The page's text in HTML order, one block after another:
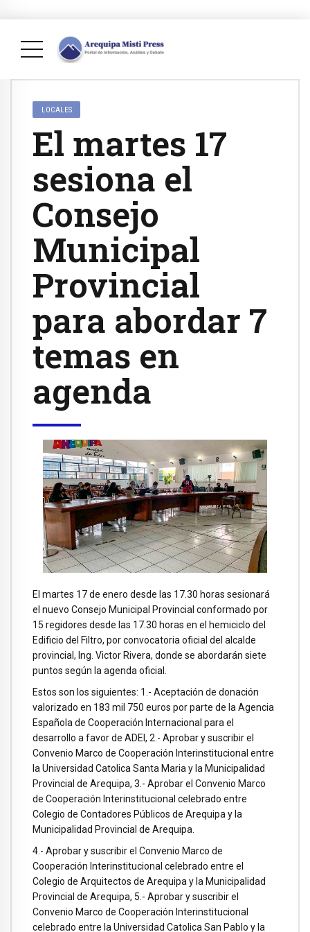
LOCALES
El martes 17
sesiona el
Consejo
Municipal
Provincial
para abordar 7
temas en
agenda
El martes 17 de enero desde las 17.30 horas sesionará
el nuevo Consejo Municipal Provincial conformado por
15 regidores desde las 17.30 horas en el hemiciclo del
Edificio del Filtro, por convocatoria oficial del alcalde
provincial, Ing. Victor Rivera, donde se abordarán siete
puntos según la agenda oficial.
Estos son los siguientes: 1.- Aceptación de donación
valorizado en 183 mil 750 euros por parte de la Agencia
Española de Cooperación Internacional para el
desarrollo a favor de ADEI, 2.- Aprobar y suscribir el
Convenio Marco de Cooperación Interinstitucional entre
la Universidad Catolica Santa Maria y la Municipalidad
Provincial de Arequipa, 3.- Aprobar el Convenio Marco
de Cooperación Interinstitucional celebrado entre
Colegio de Contadores Públicos de Arequipa y la
Municipalidad Provincial de Arequipa.
4.- Aprobar y suscribir el Convenio Marco de
Cooperación Interinstitucional celebrado entre el
Colegio de Arquitectos de Arequipa y la Municipalidad
Provincial de Arequipa, 5.- Aprobar y suscribir el
Convenio Marco de Cooperación Interinstitucional
celebrado entre la Universidad Catolica San Pablo y la